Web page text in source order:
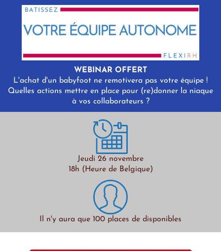
WEBINAR OFFERT
L'achat d'un babyfoot ne remotivera pas votre équipe !
Quelles actions mettre en place pour (re)donner la niaque
à vos collaborateurs ?
Jeudi 26 novembre
18h (Heure de Belgique)
Il n'y aura que 100 places de disponibles